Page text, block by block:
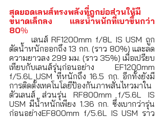
สุดยอดเลนส์ทรงพลังที่ถูกย่อส่วนให้มี
ขนาดเล็กลง และน้ำหนักที่เบาขึ้นกว่า
80%
ตัดน้ำหนักออกถึง 13 กก. (ราว 80%) และลด
ความยาวลง 299 มม. (ราว 35%) เมื่อเปรียบ
เทียบกับเลนส์รุ่นก่อนอย่าง EF1200mm
f/5.6L USM ที่หนักถึง 16.5 กก. อีกทั้งยังมี
การติดตั้งเทคโนโลยีป้องกันภาพสั่นไหวมาใน
ตัวเลนส์ ส่วนรุ่น RF800mm f/5.6L IS
USM มีน้ำหนักเพียง 1.36 กก. ซึ่งเบากว่ารุ่น
ก่อนอย่างEF800mm f/5.6L IS USM ราว